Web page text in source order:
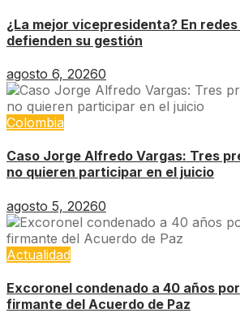
¿La mejor vicepresidenta? En
defienden su gestión
agosto 6, 20260
Colombia
Caso Jorge Alfredo Vargas: Tres
no quieren participar en el juicio
agosto 5, 20260
Actualidad
Excoronel condenado a 40 años
firmante del Acuerdo de Paz